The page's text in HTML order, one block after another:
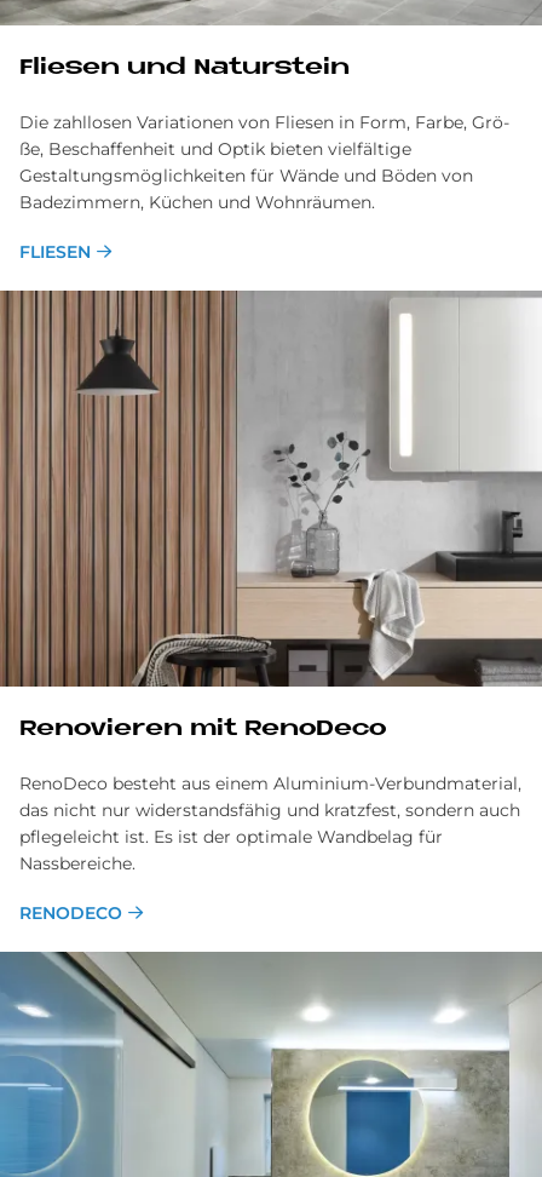
Flie­sen und Na­tur­stein
Die zahllosen Va­ria­tio­nen von Flie­sen in Form, Far­be, Grö­
ße, Be­schaf­fen­heit und Op­tik bieten vielfältige
Gestaltungsmöglichkeiten für Wände und Böden von
Badezimmern, Küchen und Wohnräumen.
FLIESEN
Re­no­vie­ren mit Reno­Deco
RenoDeco besteht aus einem Aluminium-Verbundmaterial,
das nicht nur widerstandsfähig und kratzfest, sondern auch
pflegeleicht ist. Es ist der optimale Wandbelag für
Nassbereiche.
RENODECO